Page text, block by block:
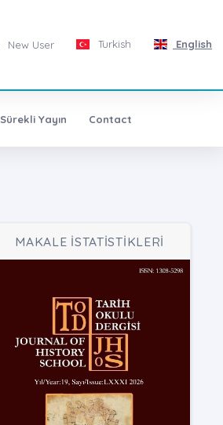
New User Turkish English
Sürekli Yayın Contact
MAKALE İSTATİSTİKLERİ